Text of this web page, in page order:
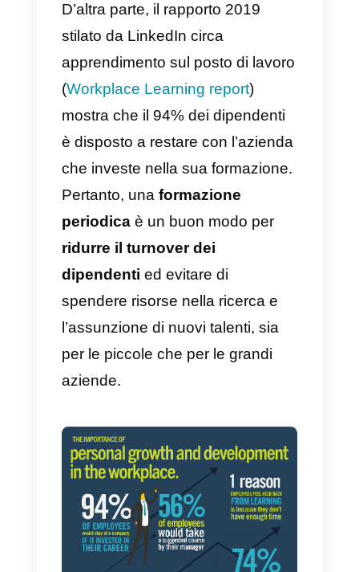
averemeno clienti che
richiamano.
Un operatore addetto
all’assistenza clienti, ben formato,
può facilmente
essere
multitasking. Parlare al telefono
e controllare
contemporaneamente e-mail o
messaggi sui social media può
diventare ordinaria
amministrazione. Ciò significa
puoiassumere meno agenti,
della soddisfazione dei tuoi
e quindi del profitto.
D’altra parte, il rapporto 2019